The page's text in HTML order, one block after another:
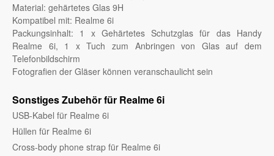
Material: gehärtetes Glas 9H
Kompatibel mit: Realme 6i
Packungsinhalt: 1 x Gehärtetes Schutzglas für das Handy
Realme 6i, 1 x Tuch zum Anbringen von Glas auf dem
Telefonbildschirm
Fotografien der Gläser können veranschaulicht sein
Sonstiges Zubehör für Realme 6i
USB-Kabel für Realme 6i
Hüllen für Realme 6i
Cross-body phone strap für Realme 6i